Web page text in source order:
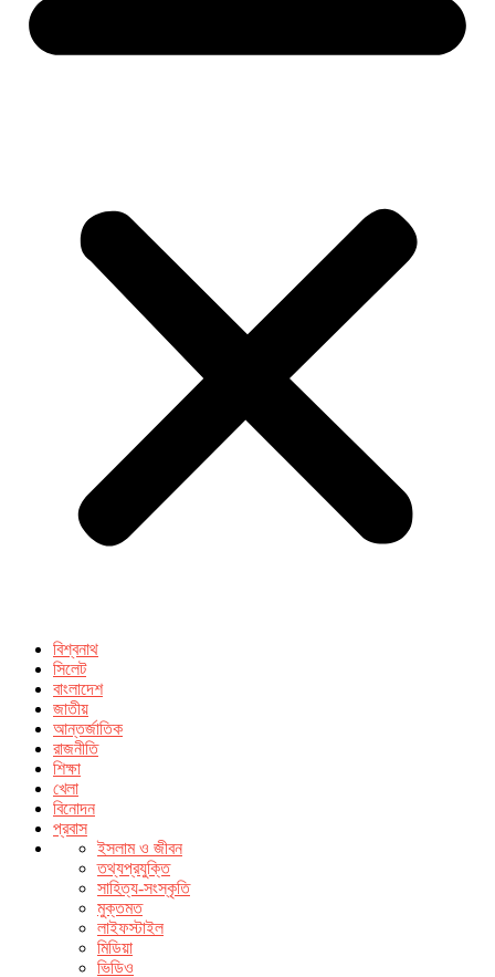
বিশ্বনাথ
সিলেট
বাংলাদেশ
জাতীয়
আন্তর্জাতিক
রাজনীতি
শিক্ষা
খেলা
বিনোদন
প্রবাস
ইসলাম ও জীবন
তথ্যপ্রযুক্তি
সাহিত্য-সংস্কৃতি
মুক্তমত
লাইফস্টাইল
মিডিয়া
ভিডিও